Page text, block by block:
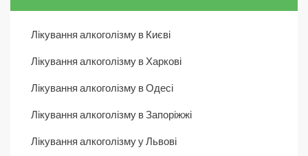
Лікування алкоголізму в Києві
Лікування алкоголізму в Харкові
Лікування алкоголізму в Одесі
Лікування алкоголізму в Запоріжжі
Лікування алкоголізму у Львові